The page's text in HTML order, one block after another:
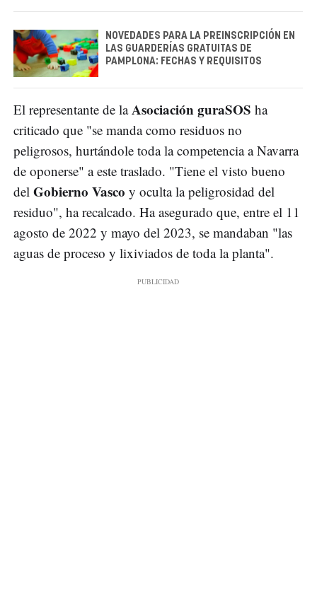
NOVEDADES PARA LA PREINSCRIPCIÓN EN
LAS GUARDERÍAS GRATUITAS DE
PAMPLONA: FECHAS Y REQUISITOS
El representante de laAsociación guraSOS ha
criticado que "se manda como residuos no
peligrosos, hurtándole toda la competencia a Navarra
de oponerse" a este traslado. "Tiene el visto bueno
del Gobierno Vasco y oculta la peligrosidad del
residuo", ha recalcado. Ha asegurado que, entre el 11
agosto de 2022 y mayo del 2023, se mandaban "las
aguas de proceso y lixiviados de toda la planta".